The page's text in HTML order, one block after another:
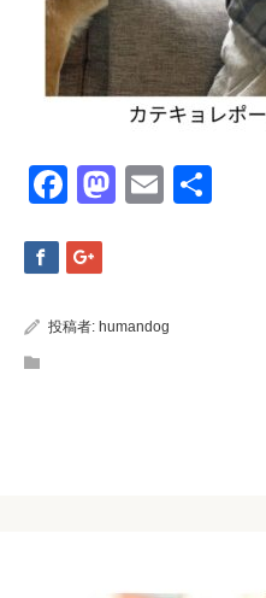
Facebook
Mastodon
Email
投稿者: humandog